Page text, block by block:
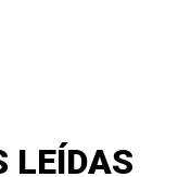
LEÍDAS